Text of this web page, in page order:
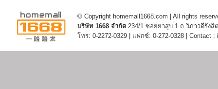
© Copyright homemall1668.com | All rights
บริษัท 1668 จำกัด 234/1 ซอยยาสูบ 1 ถ.วิภาวดีรัง
โทร: 0-2272-0329 | แฟกซ์: 0-272-0328 | Contact